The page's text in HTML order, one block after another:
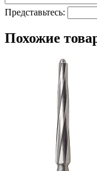
Представьтесь:
Похожие